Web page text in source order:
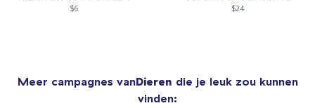
$6 $24
Meer campagnes vanDieren die je leuk zou kunnen
vinden: